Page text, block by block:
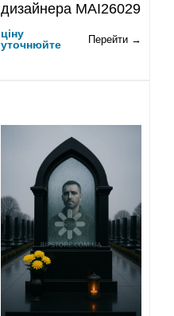
дизайнера MAI26029
ціну
уточнюйте
Перейти →